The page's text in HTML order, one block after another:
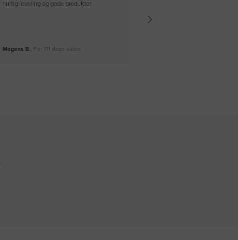
hurtig levering og gode produkter
Mogens B., For 171 dage siden